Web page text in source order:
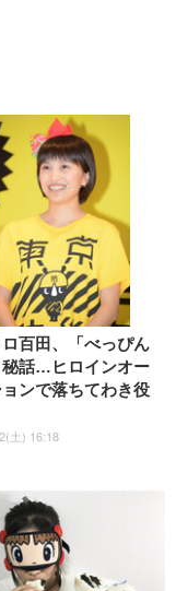
ANDWINT オフィスチェ
ア デスクチェア 肘なし メ
ッシュ 通気性 ランバーサ
ポート付き 腰サポート ガ
ス圧無段階昇降 360度回
転 キャスター付き コンパ
クト 幅52×奥行58.5×高さ
84～96cm テレワーク 在
宅勤務 ブラック
￥4,139
24.5inch/280Hz/FHD】
THE SHOOTER
Monitor 24” Essential ゲ
ングモニター QD 24.5インチ
FHD 量子ドット 残像低減 (3
証 | 輝点保証 | 日本メーカー)
34,980
アイリスオーヤマ ペット
シーツ 超厚型 お徳用 レギ
ュラー 200枚入
【Amazon.co.jp限定】
￥3,731
百田、「べっぴん
秘話…ヒロインオー
ンで落ちてわき役
土) 16:18